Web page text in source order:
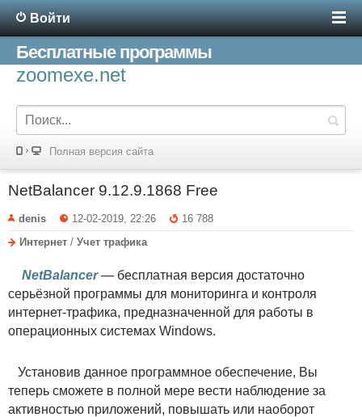
Войти
Бесплатные программы
zoomexe.net
Полная версия сайта
NetBalancer 9.12.9.1868 Free
denis 12-02-2019, 22:26
16 788
Интернет / Учет трафика
NetBalancer— бесплатная версия достаточно
серьёзной программы для мониторинга и контроля
интернет-трафика, предназначенной для работы в
операционных системах Windows.
Установив данное программное обеспечение, Вы
теперь сможете в полной мере вести наблюдение за
активностью приложений, повышать или наоборот